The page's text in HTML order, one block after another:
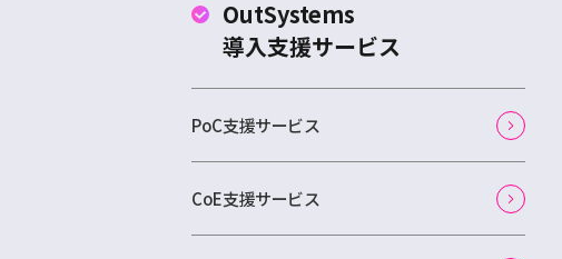
OutSystems
導入支援サービス
PoC支援サービス
CoE支援サービス